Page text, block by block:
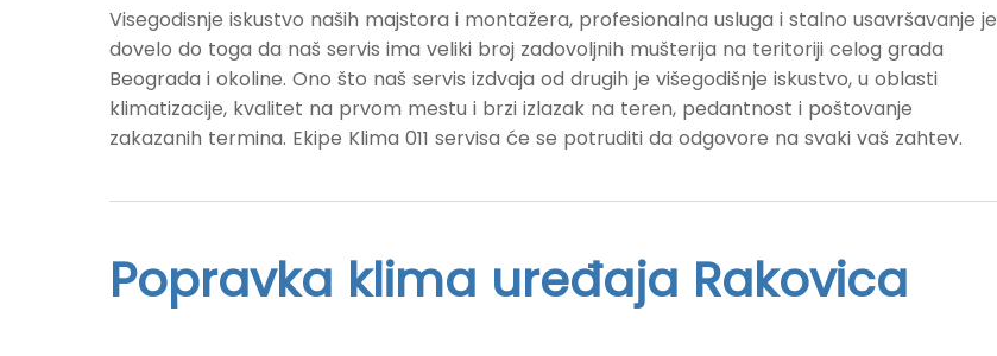
Visegodisnje iskustvo naših majstora i montažera, profesionalna usluga i stalno usavršavanje je
dovelo do toga da naš servis ima veliki broj zadovoljnih mušterija na teritoriji celog grada
Beograda i okoline. Ono što naš servis izdvaja od drugih je višegodišnje iskustvo, u oblasti
klimatizacije, kvalitet na prvom mestu i brzi izlazak na teren, pedantnost i poštovanje
zakazanih termina. Ekipe Klima 011 servisa će se potruditi da odgovore na svaki vaš zahtev.
Popravka klima uređaja Rakovica